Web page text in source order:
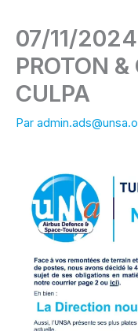
07/11/
PROTON
CULPA
Par